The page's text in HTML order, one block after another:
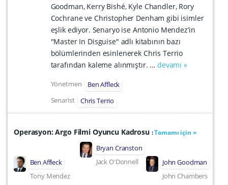
Goodman, Kerry Bishé, Kyle Chandler, Rory
Cochrane ve Christopher Denham gibi isimler
eşlik ediyor. Senaryo ise Antonio Mendez’in
"Master In Disguise" adlı kitabının bazı
bölümlerinden esinlenerek Chris Terrio
tarafından kaleme alınmıştır. …devamı »
Yönetmen
Ben Affleck
Senarist
Chris Terrio
Operasyon: Argo Filmi Oyuncu Kadrosu :Tamamı için »
Ben Affleck
Tony Mendez
Bryan Cranston
Jack O'Donnell
John Goodman
John Chambers